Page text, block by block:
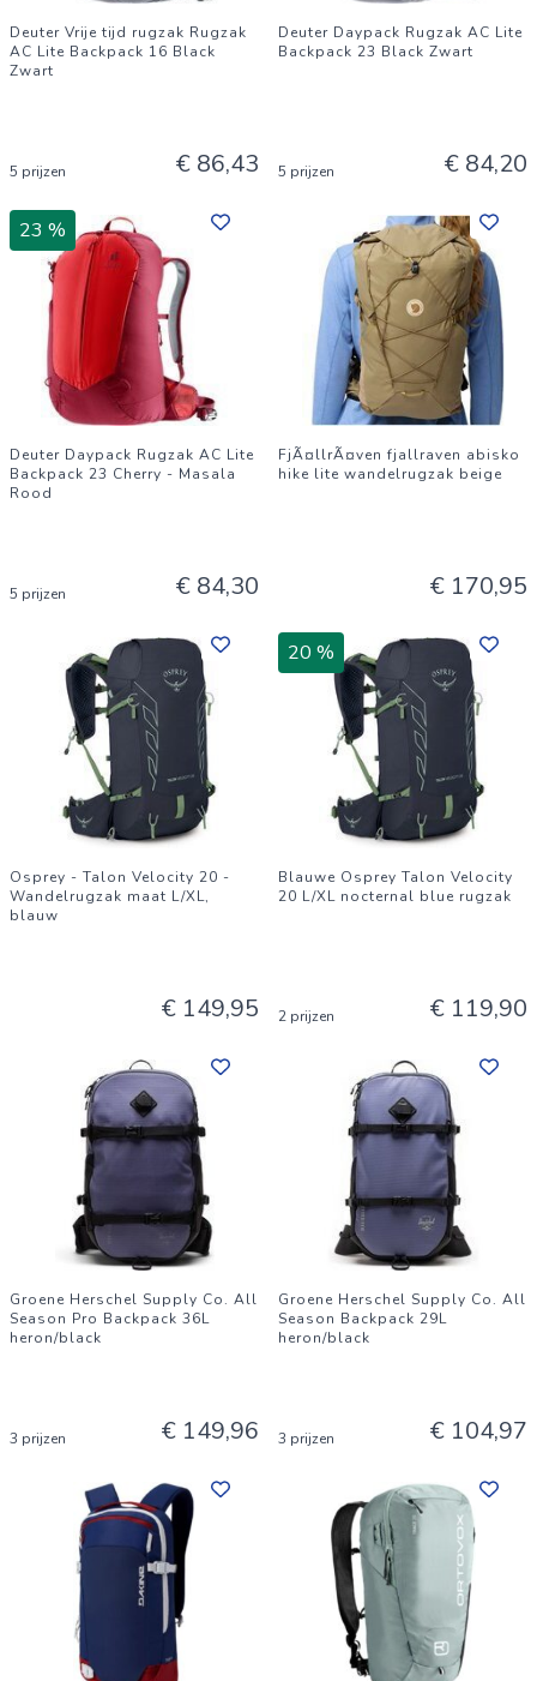
Deuter Vrije tijd rugzak Rugzak
AC Lite Backpack 16 Black
Zwart
5 prijzen € 86,43
Deuter Daypack Rugzak AC Lite
Backpack 23 Black Zwart
5 prijzen € 84,20
23 %
Deuter Daypack Rugzak AC Lite
Backpack 23 Cherry - Masala
Rood
5 prijzen € 84,30
FjÃ¤llrÃ¤ven fjallraven abisko
hike lite wandelrugzak beige
€ 170,95
Osprey - Talon Velocity 20 -
Wandelrugzak maat L/XL,
blauw
€ 149,95
20 %
Blauwe Osprey Talon Velocity
20 L/XL nocternal blue rugzak
2 prijzen € 119,90
Groene Herschel Supply Co. All
Season Pro Backpack 36L
heron/black
3 prijzen € 149,96
Groene Herschel Supply Co. All
Season Backpack 29L
heron/black
3 prijzen € 104,97